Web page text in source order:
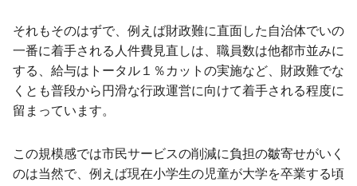
それもそのはずで、例えば財政難に直面した自治体でいの
一番に着手される人件費見直しは、職員数は他都市並みに
する、給与はトータル１％カットの実施など、財政難でな
くとも普段から円滑な行政運営に向けて着手される程度に
留まっています。
この規模感では市民サービスの削減に負担の皺寄せがいく
のは当然で、例えば現在小学生の児童が大学を卒業する頃